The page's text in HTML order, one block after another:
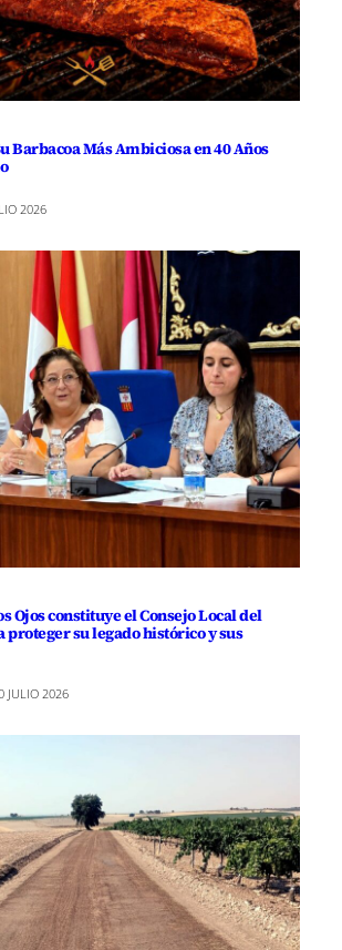
Barbacoa Más Ambiciosa en 40 Años
2026
Ojos constituye el Consejo Local del
su legado histórico y sus
JULIO 2026